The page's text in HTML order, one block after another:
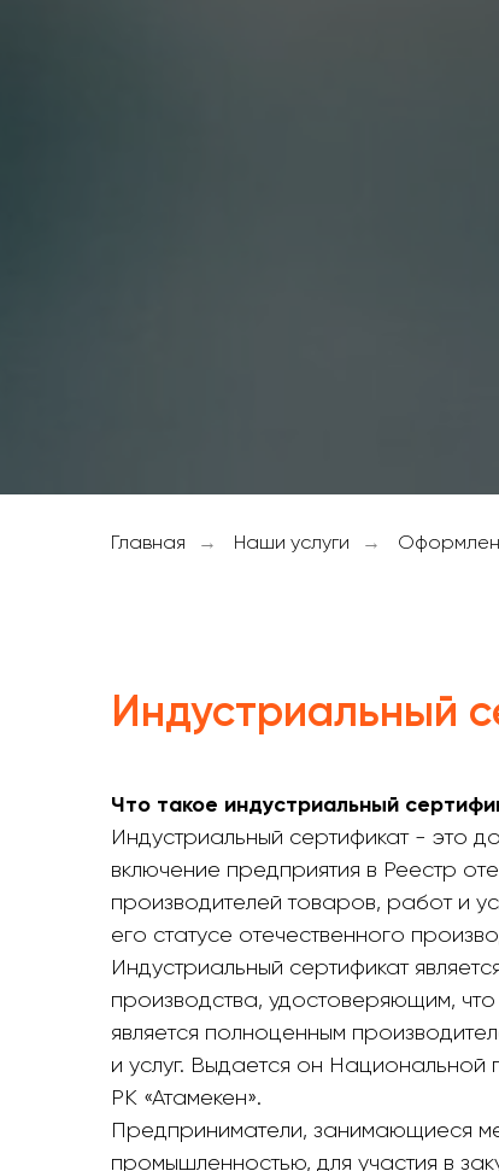
Главная → Наши услуги →
Индустриальный
Что такое индустриальный
Индустриальный сертификат - это
включение предприятия в Реестр
производителей товаров, работ и
его статусе отечественного
Индустриальный сертификат
производства, удостоверяющим,
является полноценным
и услуг. Выдается он
РК «Атамекен».
Предприниматели, занимающиеся
промышленностью, для участия в